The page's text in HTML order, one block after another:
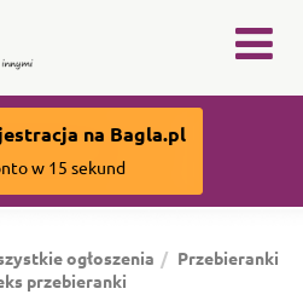
×
na Bagla.pl
w 15 sekund
ogłoszenia
Przebieranki
przebieranki